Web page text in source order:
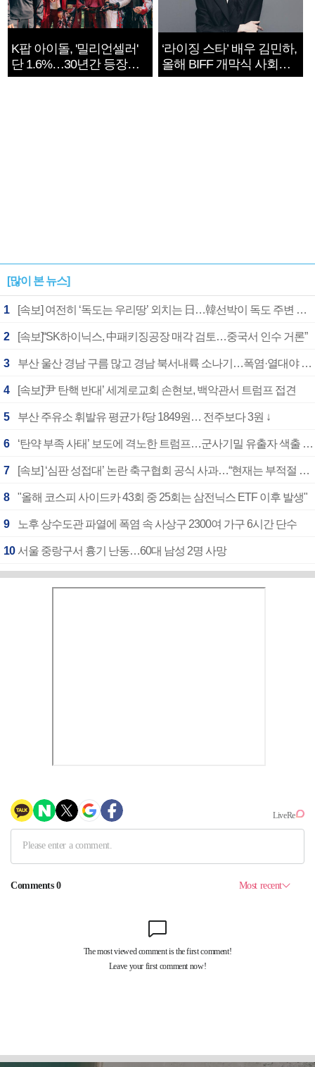
K팝 아이돌, '밀리언셀러'
단 1.6%…30년간 등장
1182개팀 전수조사
‘라이징 스타’ 배우 김민하,
올해 BIFF 개막식 사회자
확정
[많이 본 뉴스]
1 [속보] 여전히 ‘독도는 우리땅’ 외치는 日…韓선박이 독도 주변 해양조사 활동하자 반발
2 [속보]“SK하이닉스, 中패키징공장 매각 검토…중국서 인수 거론”
3 부산 울산 경남 구름 많고 경남 북서내륙 소나기…폭염·열대야 계속
4 [속보]‘尹 탄핵 반대’ 세계로교회 손현보, 백악관서 트럼프 접견
5 부산 주유소 휘발유 평균가 ℓ당 1849원… 전주보다 3원 ↓
6 ‘탄약 부족 사태’ 보도에 격노한 트럼프…군사기밀 유출자 색출 지시
7 [속보] ‘심판 성접대’ 논란 축구협회 공식 사과…“현재는 부적절 행위 없어”
8 "올해 코스피 사이드카 43회 중 25회는 삼전닉스 ETF 이후 발생"
9 노후 상수도관 파열에 폭염 속 사상구 2300여 가구 6시간 단수
10 서울 중랑구서 흉기 난동…60대 남성 2명 사망